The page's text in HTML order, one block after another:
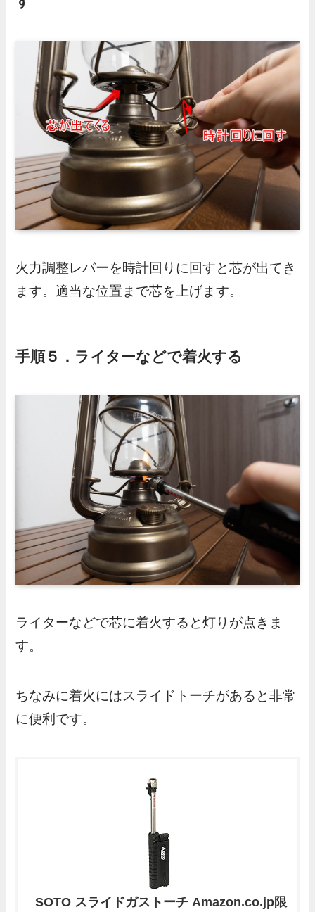
火力調整レバーを時計回りに回すと芯が出てき
ます。適当な位置まで芯を上げます。
手順５．ライターなどで着火する
ライターなどで芯に着火すると灯りが点きま
す。
ちなみに着火にはスライドトーチがあると非常
に便利です。
SOTO スライドガストーチ Amazon.co.jp限